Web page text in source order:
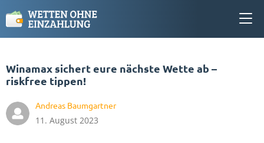
Winamax sichert eure nächste Wette ab –
riskfree tippen!
Andreas Baumgartner
11. August 2023